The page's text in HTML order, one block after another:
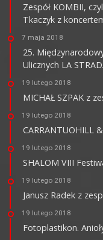
Zespół KOMBII,
Tkaczyk z
7 maja 2018
25.
Ulicznych LA
19 lutego 2018
MICHAŁ SZPAK z
19 lutego 2018
CARRANTUOHILL
19 lutego 2018
SHALOM VIII
19 lutego 2018
Janusz Radek z
19 lutego 2018
Fotoplastikon.